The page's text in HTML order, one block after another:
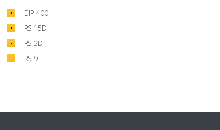
DIP 400
RS 15D
RS 3D
RS 9